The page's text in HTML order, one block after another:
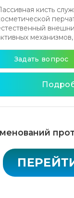
кисть
Задать вопрос